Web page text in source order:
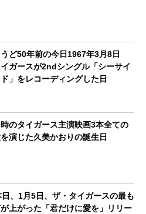
ど50年前の今日1967年3月8日
ガースが2ndシングル「シーサイ
」をレコーディングした日
のタイガース主演映画3本全ての
演じた久美かおりの誕生日
、1月5日、ザ・タイガースの最も
上がった「君だけに愛を」リリー